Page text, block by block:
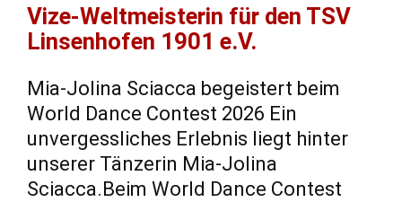
Vize-Weltmeisterin für den TSV
Linsenhofen 1901 e.V.
Mia-Jolina Sciacca begeistert beim
World Dance Contest 2026 Ein
unvergessliches Erlebnis liegt hinter
unserer Tänzerin Mia-Jolina
Sciacca.Beim World Dance Contest